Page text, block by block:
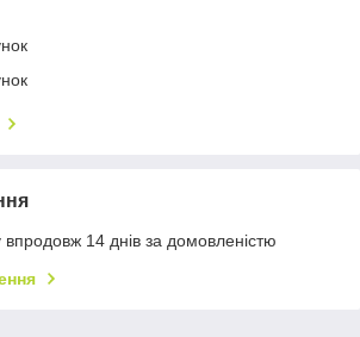
14 днів за домовленістю